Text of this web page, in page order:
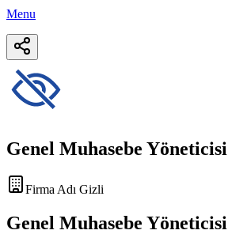
Menu
Genel Muhasebe Yöneticisi
Firma Adı Gizli
Genel Muhasebe Yöneticisi